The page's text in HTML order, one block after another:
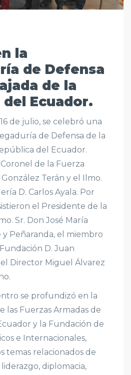
la
de Defensa
de la
Ecuador.
de julio, se celebró una
de Defensa de la
del Ecuador.
de la Fuerza
Terán y el Ilmo.
D. Carlos Ayala. Por
el Presidente de la
Sr. Don José María
Peñaranda, el miembro
D. Juan
Director Miguel Álvarez
se profundizó en la
las Fuerzas Armadas de
y la Fundación de
e Internacionales,
temas relacionados de
diplomacia,